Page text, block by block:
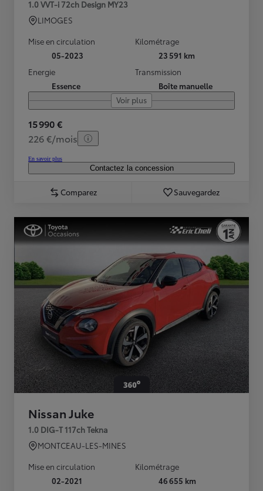
1.0 VVT-i 72ch Design MY23
LIMOGES
Mise en circulation
05-2023
Kilométrage
23 591 km
Energie
Essence
Transmission
Boîte manuelle
Voir plus
15 990 €
226 €/mois
En savoir plus
Contactez la concession
Comparez Sauvegardez
Nissan Juke
1.0 DIG-T 117ch Tekna
MONTCEAU-LES-MINES
Mise en circulation
02-2021
Kilométrage
46 655 km